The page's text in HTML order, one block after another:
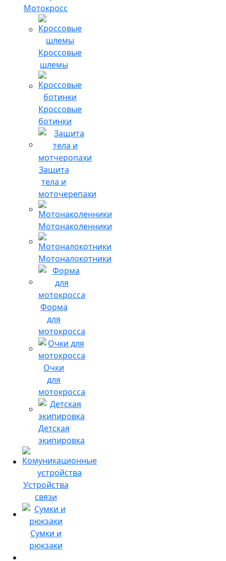
Мотокросс
Кроссовые
шлемы
Кроссовые
ботинки
Защита
тела и
моточерепахи
Мотонаколенники
Мотоналокотники
Форма
для
мотокросса
Очки
для
мотокросса
Детская
экипировка
Устройства
связи
Сумки и
рюкзаки